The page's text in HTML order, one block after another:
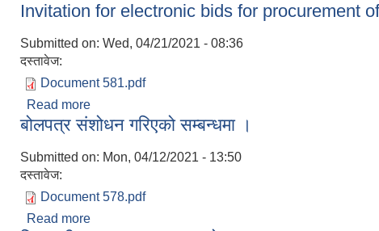
Invitation for electronic bids for procurement
Submitted on: Wed, 04/21/2021 - 08:36
दस्तावेज:
Document 581.pdf
Read more
बोलपत्र संशोधन गरिएको सम्बन्धमा ।
Submitted on: Mon, 04/12/2021 - 13:50
दस्तावेज:
Document 578.pdf
Read more